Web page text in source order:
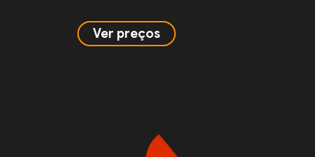
Ver preços